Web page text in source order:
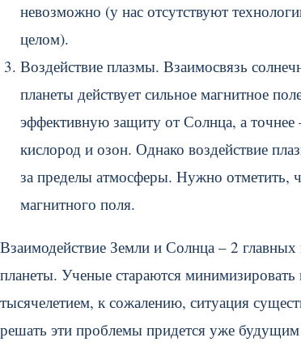
невозможно (у нас отсутствуют
целом).
Воздействие плазмы. Взаимосвязь
планеты действует сильное магнитное
эффективную защиту от Солнца, а точнее
кислород и озон. Однако воздействие
за пределы атмосферы. Нужно отметить,
магнитного поля.
Взаимодействие Земли и Солнца – 2
планеты. Ученые стараются
тысячелетием, к сожалению, ситуация
решать эти проблемы придется уже